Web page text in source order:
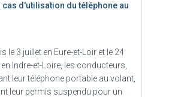
cas d'utilisation du téléphone au
le 3 juillet en Eure-et-Loir et le 24
en Indre-et-Loire, les conducteurs,
leur téléphone portable au volant,
leur permis suspendu pour un